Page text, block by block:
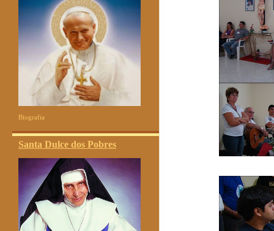
Biografia
Santa Dulce dos Pobres